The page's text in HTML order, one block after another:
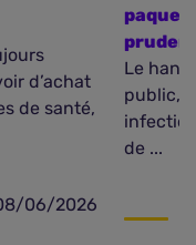
d’achat
de santé,
06/2026
Le
public,
de ...